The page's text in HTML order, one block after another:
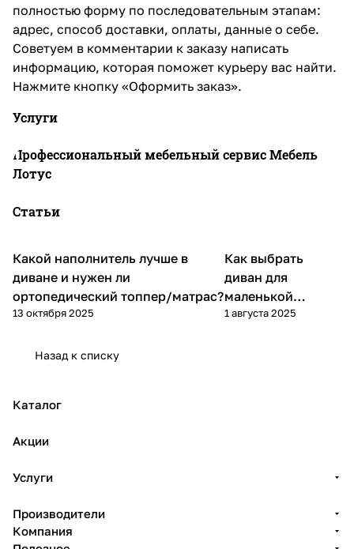
полностью форму по последовательным этапам:
адрес, способ доставки, оплаты, данные о себе.
Советуем в комментарии к заказу написать
информацию, которая поможет курьеру вас найти.
Нажмите кнопку «Оформить заказ».
Услуги
Профессиональный мебельный сервис Мебель
Лотус
Статьи
Диваны и кресла
Какой наполнитель лучше в
диване и нужен ли
ортопедический топпер/матрас?
13 октября 2025
Диваны и кресла
Как выбрать
диван для
маленькой
квартиры
1 августа 2025
Назад к списку
Каталог
Акции
Услуги
Производители
Компания